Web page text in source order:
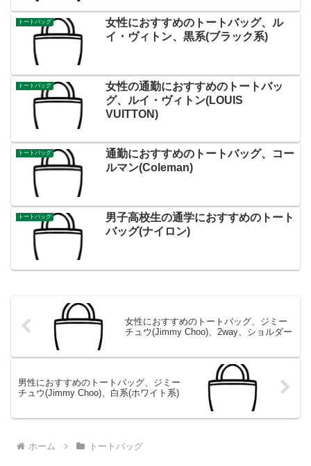
トートバッグ
女性におすすめのトートバッグ、ル
イ・ヴィトン、黒系(ブラック系)
トートバッグ
女性の通勤におすすめのトートバッ
グ、ルイ・ヴィトン(LOUIS
VUITTON)
トートバッグ
通勤におすすめのトートバッグ、コー
ルマン(Coleman)
トートバッグ
男子高校生の通学におすすめのトート
バッグ(ナイロン)
女性におすすめのトートバッグ、ジミー
チュウ(Jimmy Choo)、2way、ショルダー
男性におすすめのトートバッグ、ジミー
チュウ(Jimmy Choo)、白系(ホワイト系)
ホーム トートバッグ